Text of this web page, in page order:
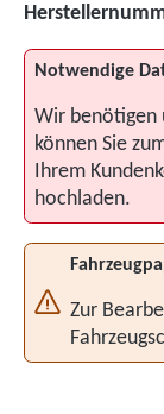
Notwendige
Wir benötigen
können Sie
Ihrem
hochladen.
Zur